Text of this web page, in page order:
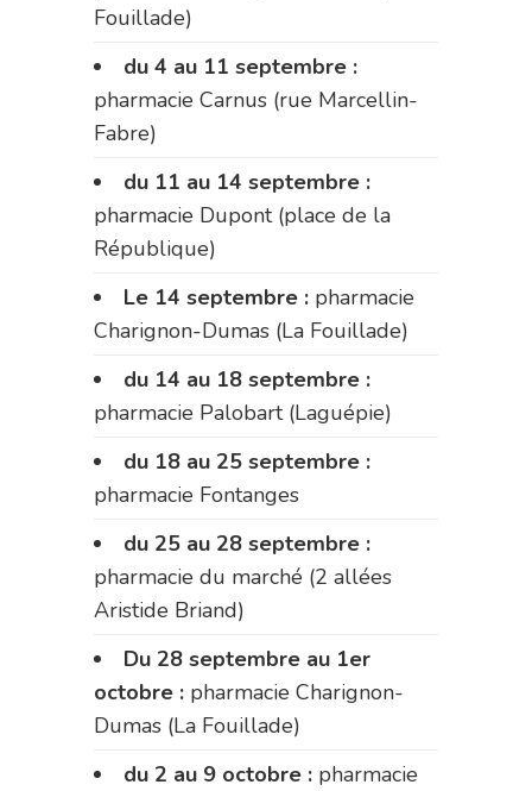
Fouillade)
du 4 au 11 septembre :
pharmacie Carnus (rue Marcellin-
Fabre)
du 11 au 14 septembre :
pharmacie Dupont (place de la
République)
Le 14 septembre : pharmacie
Charignon-Dumas (La Fouillade)
du 14 au 18 septembre :
pharmacie Palobart (Laguépie)
du 18 au 25 septembre :
pharmacie Fontanges
du 25 au 28 septembre :
pharmacie du marché (2 allées
Aristide Briand)
Du 28 septembre au 1er
octobre : pharmacie Charignon-
Dumas (La Fouillade)
du 2 au 9 octobre : pharmacie